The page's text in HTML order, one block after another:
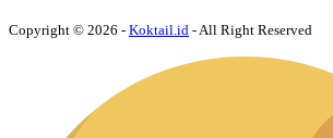
Copyright © 2026 - Koktail.id - All Right Reserved